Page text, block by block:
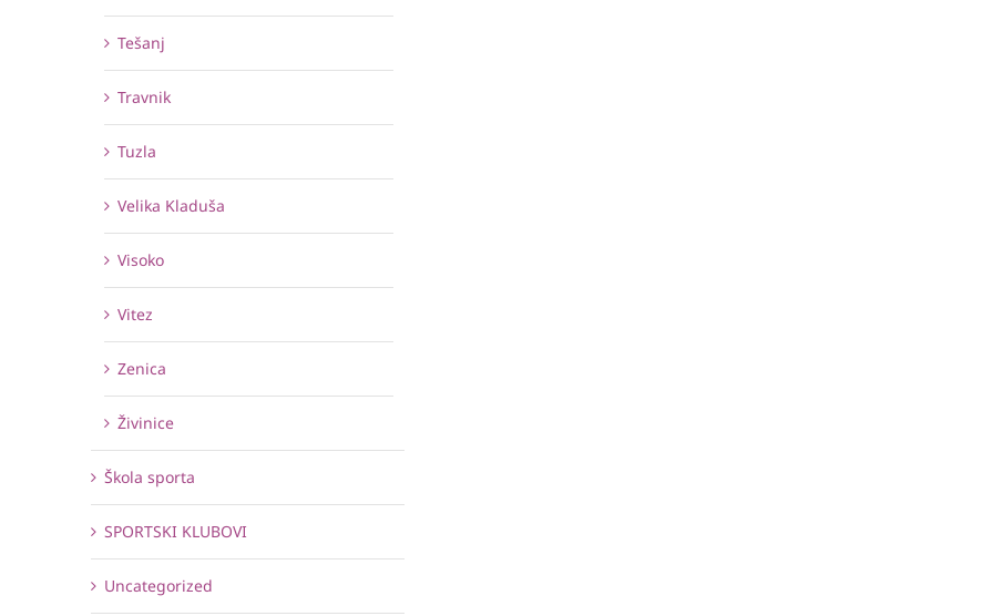
Tešanj
Travnik
Tuzla
Velika Kladuša
Visoko
Vitez
Zenica
Živinice
Škola sporta
SPORTSKI KLUBOVI
Uncategorized